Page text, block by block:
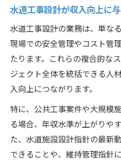
水道工事設計が収入向上に
水道工事設計の業務は、単な
現場での安全管理やコスト管
たります。これらの複合的な
ジェクト全体を統括できる人
入向上につながります。
特に、公共工事案件や大規模
る場合、年収水準が上がりや
た、水道施設設計指針の最新
できることや、維持管理指針